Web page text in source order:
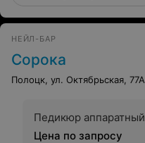
НЕЙЛ-БАР
Сорока
Полоцк, ул. Октябрьская, 77А
Педикюр аппаратный
Цена по запросу